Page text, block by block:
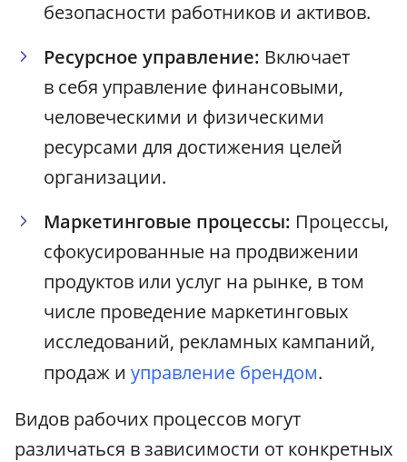
безопасности работников и активов.
Ресурсное управление: Включает
в себя управление финансовыми,
человеческими и физическими
ресурсами для достижения целей
организации.
Маркетинговые процессы: Процессы,
сфокусированные на продвижении
продуктов или услуг на рынке, в том
числе проведение маркетинговых
исследований, рекламных кампаний,
продаж и управление брендом.
Видов рабочих процессов могут
различаться в зависимости от конкретных